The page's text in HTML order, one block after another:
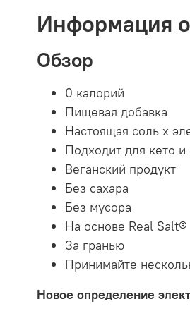
Информация
Обзор
0 калорий
Пищевая добавка
Настоящая соль x
Подходит для кето
Веганский продукт
Без сахара
Без мусора
На основе Real Salt®
За гранью
Принимайте
Новое определение